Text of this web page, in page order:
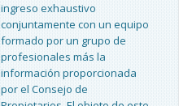
ingreso exhaustivo
conjuntamente con un equipo
formado por un grupo de
profesionales más la
información proporcionada
por el Consejo de